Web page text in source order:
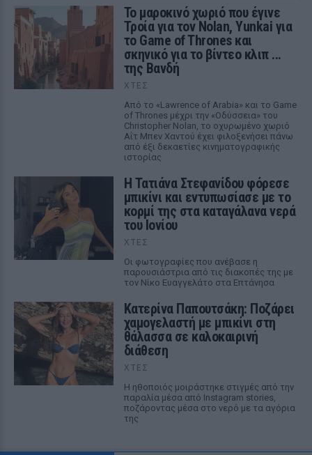
Το μαροκινό χωριό που έγινε
Τροία για τον Nolan, Yunkai για
το Game of Thrones και
σκηνικό για το βίντεο κλιπ ...
της Βανδή
ΧΤΕΣ
Από το «Lawrence of Arabia» και το Game
of Thrones μέχρι την «Οδύσσεια» του
Christopher Nolan, το οχυρωμένο χωριό
Αΐτ Μπεν Χαντού έχει φιλοξενήσει πάνω
από έξι δεκαετίες κινηματογραφικής
ιστορίας
Η Τατιάνα Στεφανίδου φόρεσε
μπικίνι και εντυπωσίασε με το
κορμί της στα καταγάλανα νερά
του Ιονίου
ΧΤΕΣ
Οι φωτογραφίες που ανέβασε η
παρουσιάστρια από τις διακοπές της με
τον Νίκο Ευαγγελάτο στα Επτάνησα
Κατερίνα Παπουτσάκη: Ποζάρει
χαμογελαστή με μπικίνι στη
θάλασσα σε καλοκαιρινή
διάθεση
ΧΤΕΣ
Η ηθοποιός μοιράστηκε στιγμές από την
παραλία μέσα από Instagram stories,
ποζάροντας μέσα στο νερό με τα αγόρια
της